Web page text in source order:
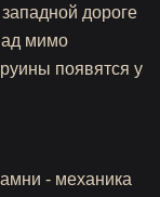
дороге
мимо
появятся у
- механика